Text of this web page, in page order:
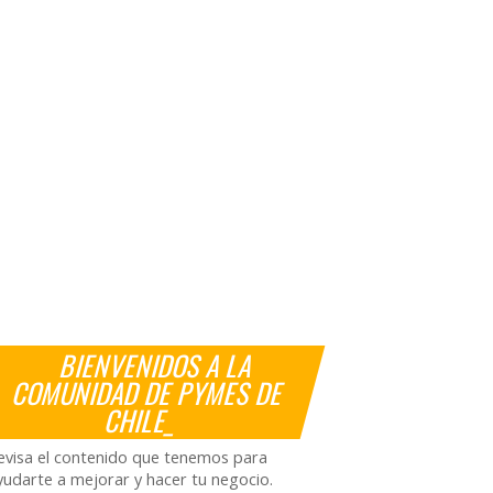
BIENVENIDOS A LA
COMUNIDAD DE PYMES DE
CHILE_
el contenido que tenemos para
a mejorar y hacer tu negocio.